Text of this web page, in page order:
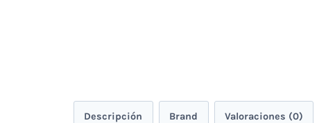
Descripción Brand Valoraciones (0)